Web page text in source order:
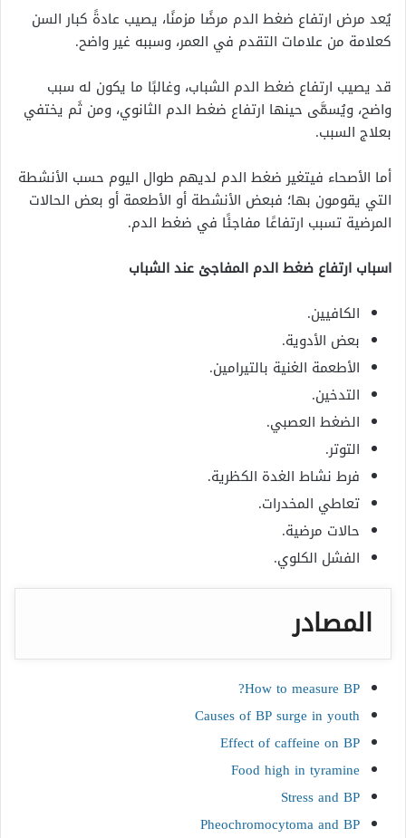
يُعد مرض ارتفاع ضغط الدم مرضًا مزمنًا، يصيب عادةً كبار السن
كعلامة من علامات التقدم في العمر، وسببه غير واضح.
قد يصيب ارتفاع ضغط الدم الشباب، وغالبًا ما يكون له سبب
واضح، ويُسمَّى حينها ارتفاع ضغط الدم الثانوي، ومن ثَم يختفي
بعلاج السبب.
أما الأصحاء فيتغير ضغط الدم لديهم طوال اليوم حسب الأنشطة
التي يقومون بها؛ فبعض الأنشطة أو الأطعمة أو بعض الحالات
المرضية تسبب ارتفاعًا مفاجئًا في ضغط الدم.
اسباب ارتفاع ضغط الدم المفاجئ عند الشباب
الكافيين.
بعض الأدوية.
الأطعمة الغنية بالتيرامين.
التدخين.
الضغط العصبي.
التوتر.
فرط نشاط الغدة الكظرية.
تعاطي المخدرات.
حالات مرضية.
الفشل الكلوي.
المصادر
How to measure BP?
Causes of BP surge in youth
Effect of caffeine on BP
Food high in tyramine
Stress and BP
Pheochromocytoma and BP